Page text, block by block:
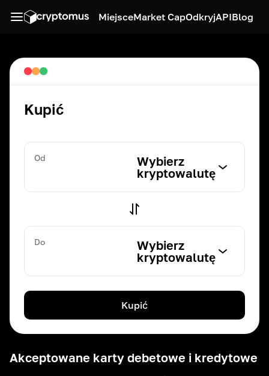
MiejsceMarket CapOdkryjAPIBlog
Akceptowane karty debetowe i kredytowe
Kupić
Od
Wybierz
kryptowalutę
Do
Wybierz
kryptowalutę
Kupić